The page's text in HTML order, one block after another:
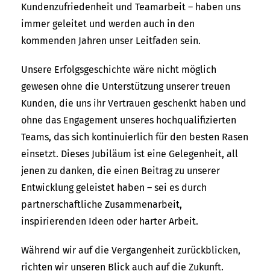
Kundenzufriedenheit und Teamarbeit – haben uns
immer geleitet und werden auch in den
kommenden Jahren unser Leitfaden sein.
Unsere Erfolgsgeschichte wäre nicht möglich
gewesen ohne die Unterstützung unserer treuen
Kunden, die uns ihr Vertrauen geschenkt haben und
ohne das Engagement unseres hochqualifizierten
Teams, das sich kontinuierlich für den besten Rasen
einsetzt. Dieses Jubiläum ist eine Gelegenheit, all
jenen zu danken, die einen Beitrag zu unserer
Entwicklung geleistet haben – sei es durch
partnerschaftliche Zusammenarbeit,
inspirierenden Ideen oder harter Arbeit.
Während wir auf die Vergangenheit zurückblicken,
richten wir unseren Blick auch auf die Zukunft.